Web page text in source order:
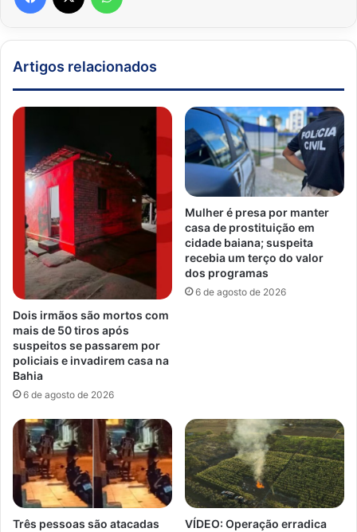
Artigos relacionados
Dois irmãos são mortos com
mais de 50 tiros após
suspeitos se passarem por
policiais e invadirem casa na
Bahia
6 de agosto de 2026
Mulher é presa por manter
casa de prostituição em
cidade baiana; suspeita
recebia um terço do valor
dos programas
6 de agosto de 2026
Três pessoas são atacadas
VÍDEO: Operação erradica